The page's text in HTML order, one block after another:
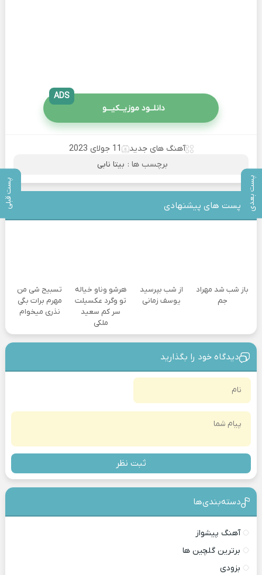
پست بعدی پست قبلی
دانلــود موزیــکیـــو
ADS
آهنگ های جدید
11 جولای 2023
برچسب ها : بیتا نابی
پست های پیشنهادی
باز شب شد مهراد
جم
از شب بپرسید
یوسف زمانی
هرشو وناو خیاله
تو وگرد عکسیلت
سر کم سعید
ملکی
تسبیح شی من
مهرم برات بگی
نذری میخوام
دیدگاه خود را بگذارید
ثبت نظر
دسته‌بندی‎‌‌ها
آهنگ پیشواز
برترین گلچین ها
بزودی